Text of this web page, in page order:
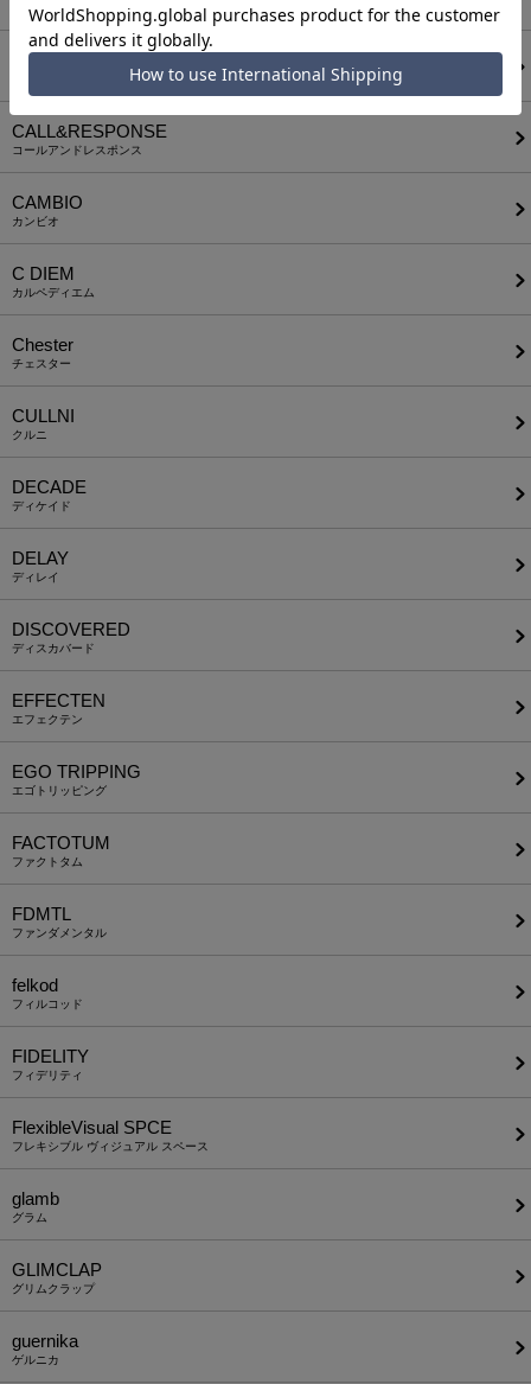
アウィナイト
BODYSONG.
CALL&RESPONSE
コールアンドレスポンス
CAMBIO
カンビオ
C DIEM
カルペディエム
Chester
チェスター
CULLNI
クルニ
DECADE
ディケイド
DELAY
ディレイ
DISCOVERED
ディスカバード
EFFECTEN
エフェクテン
EGO TRIPPING
エゴトリッピング
FACTOTUM
ファクトタム
FDMTL
ファンダメンタル
felkod
フィルコッド
FIDELITY
フィデリティ
FlexibleVisual SPCE
フレキシブル ヴィジュアル スペース
glamb
グラム
GLIMCLAP
グリムクラップ
guernika
ゲルニカ